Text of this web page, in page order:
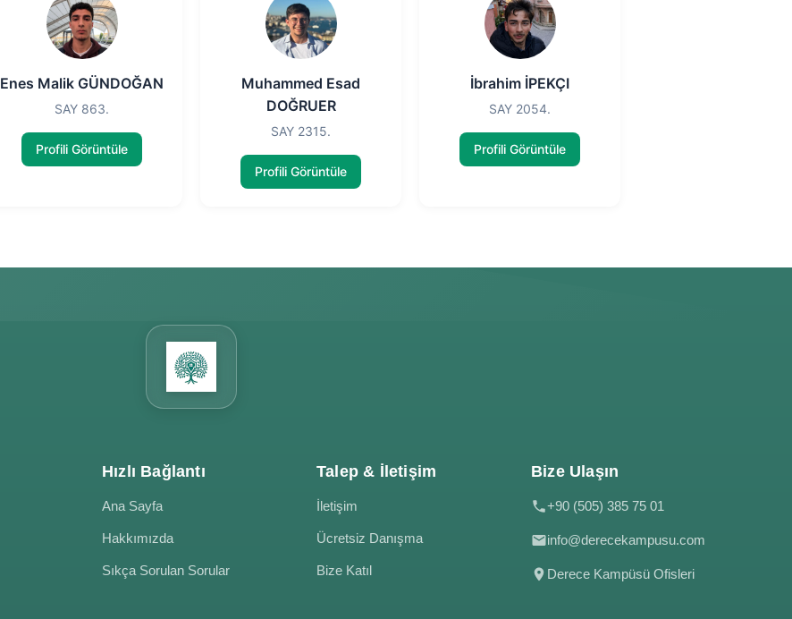
Enes Malik GÜNDOĞAN
SAY 863.
Profili Görüntüle
Muhammed Esad
DOĞRUER
SAY 2315.
Profili Görüntüle
İbrahim İPEKÇI
SAY 2054.
Profili Görüntüle
Hızlı Bağlantı
Ana Sayfa
Hakkımızda
Sıkça Sorulan Sorular
Talep & İletişim
İletişim
Ücretsiz Danışma
Bize Katıl
Bize Ulaşın
+90 (505) 385 75 01
info@derecekampusu.com
Derece Kampüsü Ofisleri